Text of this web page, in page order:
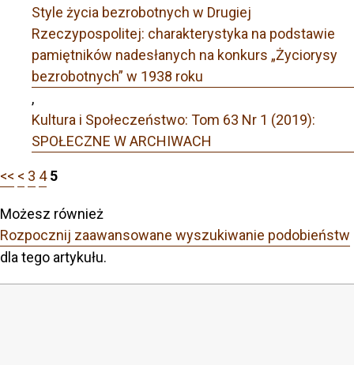
Style życia bezrobotnych w Drugiej
Rzeczypospolitej: charakterystyka na podstawie
pamiętników nadesłanych na konkurs „Życiorysy
bezrobotnych” w 1938 roku
,
Kultura i Społeczeństwo: Tom 63 Nr 1 (2019):
SPOŁECZNE W ARCHIWACH
<< < 3 4 5
Możesz również
Rozpocznij zaawansowane wyszukiwanie podobieństw
dla tego artykułu.